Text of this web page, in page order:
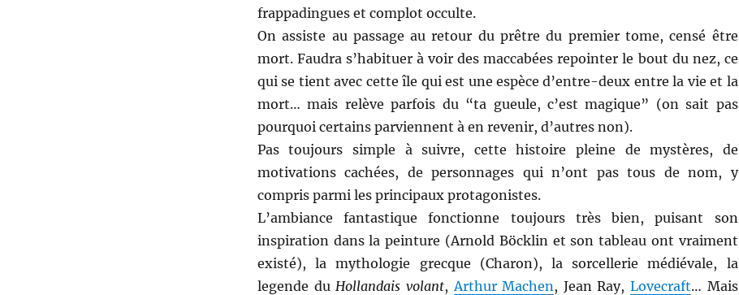
frappadingues et complot occulte.
On assiste au passage au retour du prêtre du premier tome, censé être
mort. Faudra s’habituer à voir des maccabées repointer le bout du nez, ce
qui se tient avec cette île qui est une espèce d’entre-deux entre la vie et la
mort… mais relève parfois du “ta gueule, c’est magique” (on sait pas
pourquoi certains parviennent à en revenir, d’autres non).
Pas toujours simple à suivre, cette histoire pleine de mystères, de
motivations cachées, de personnages qui n’ont pas tous de nom, y
compris parmi les principaux protagonistes.
L’ambiance fantastique fonctionne toujours très bien, puisant son
inspiration dans la peinture (Arnold Böcklin et son tableau ont vraiment
existé), la mythologie grecque (Charon), la sorcellerie médiévale, la
legende duHollandais volant,Arthur Machen, Jean Ray,Lovecraft… Mais